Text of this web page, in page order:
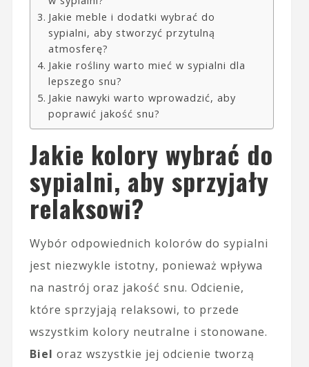
Jakie meble i dodatki wybrać do
sypialni, aby stworzyć przytulną
atmosferę?
Jakie rośliny warto mieć w sypialni dla
lepszego snu?
Jakie nawyki warto wprowadzić, aby
poprawić jakość snu?
Jakie kolory wybrać do
sypialni, aby sprzyjały
relaksowi?
Wybór odpowiednich kolorów do sypialni
jest niezwykle istotny, ponieważ wpływa
na nastrój oraz jakość snu. Odcienie,
które sprzyjają relaksowi, to przede
wszystkim kolory neutralne i stonowane.
Biel oraz wszystkie jej odcienie tworzą